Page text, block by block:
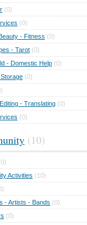
(0)
(0)
- Fitness (0)
- Tarot (0)
- Domestic Help (0)
(0)
- Translating (0)
(0)
(10)
Activities (10)
- Artists - Bands (0)
(0)